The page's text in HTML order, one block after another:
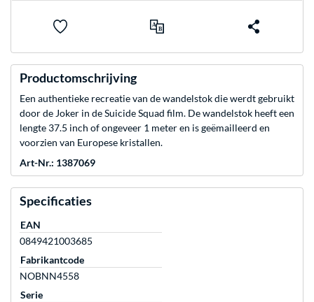
Productomschrijving
Een authentieke recreatie van de wandelstok die werdt gebruikt
door de Joker in de Suicide Squad film. De wandelstok heeft een
lengte 37.5 inch of ongeveer 1 meter en is geëmailleerd en
voorzien van Europese kristallen.
Art-Nr.: 1387069
Specificaties
EAN
0849421003685
Fabrikantcode
NOBNN4558
Serie